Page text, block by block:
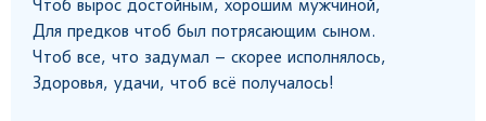
Чтоб вырос достойным, хорошим мужчиной,
Для предков чтоб был потрясающим сыном.
Чтоб все, что задумал – скорее исполнялось,
Здоровья, удачи, чтоб всё получалось!